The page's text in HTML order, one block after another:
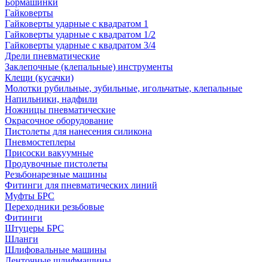
Бормашинки
Гайковерты
Гайковерты ударные с квадратом 1
Гайковерты ударные с квадратом 1/2
Гайковерты ударные с квадратом 3/4
Дрели пневматические
Заклепочные (клепальные) инструменты
Клещи (кусачки)
Молотки рубильные, зубильные, игольчатые, клепальные
Напильники, надфили
Ножницы пневматические
Окрасочное оборудование
Пистолеты для нанесения силикона
Пневмостеплеры
Присоски вакуумные
Продувочные пистолеты
Резьбонарезные машины
Фитинги для пневматических линий
Муфты БРС
Переходники резьбовые
Фитинги
Штуцеры БРС
Шланги
Шлифовальные машины